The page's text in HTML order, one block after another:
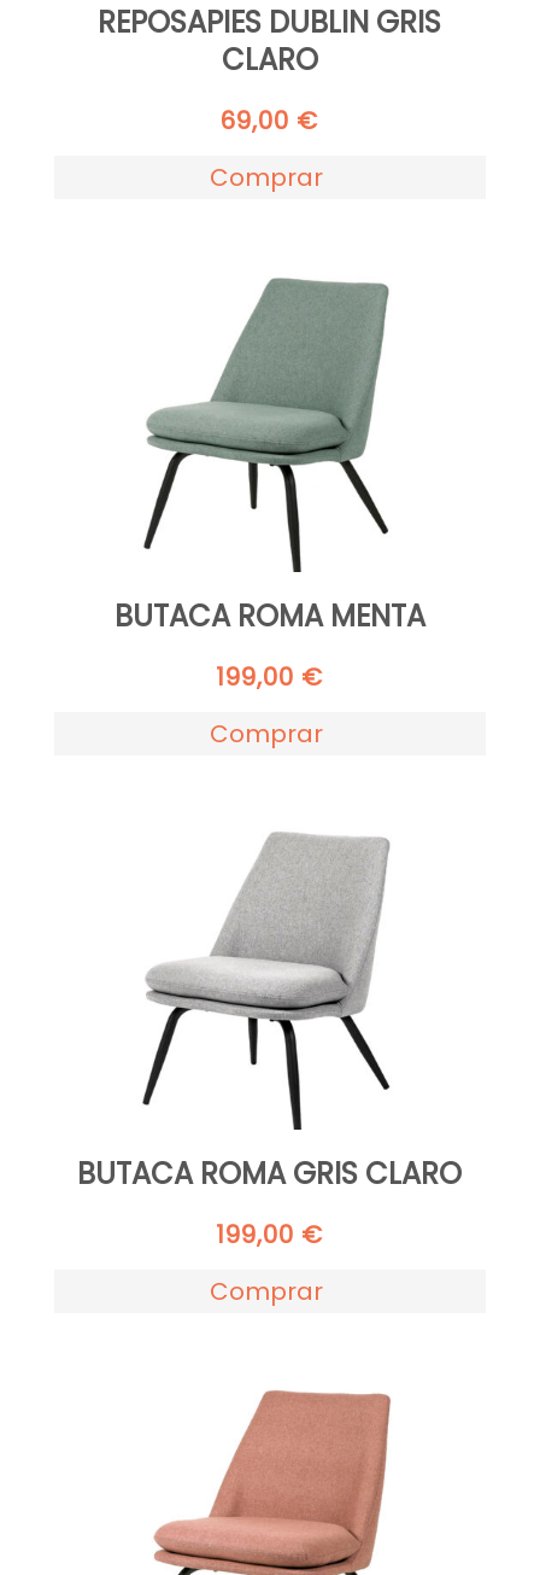
REPOSAPIES DUBLIN GRIS
CLARO
69,00 €
Comprar
BUTACA ROMA MENTA
199,00 €
Comprar
BUTACA ROMA GRIS CLARO
199,00 €
Comprar